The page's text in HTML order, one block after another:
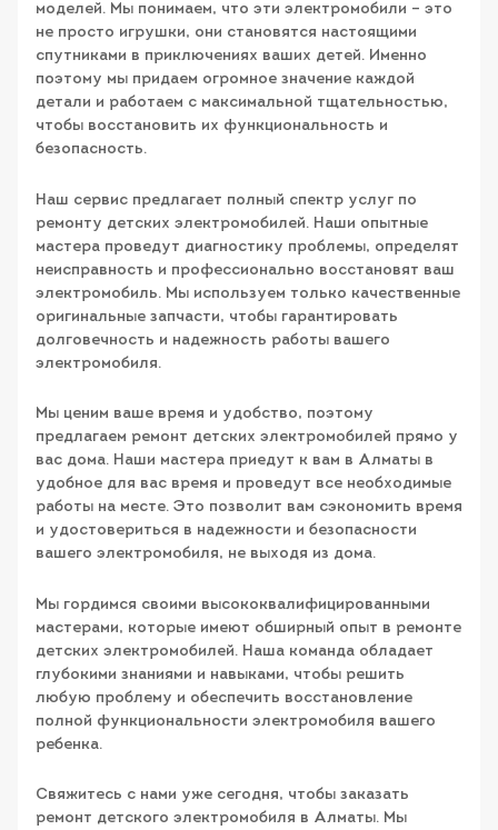
моделей. Мы понимаем, что эти электромобили – это
не просто игрушки, они становятся настоящими
спутниками в приключениях ваших детей. Именно
поэтому мы придаем огромное значение каждой
детали и работаем с максимальной тщательностью,
чтобы восстановить их функциональность и
безопасность.
Наш сервис предлагает полный спектр услуг по
ремонту детских электромобилей. Наши опытные
мастера проведут диагностику проблемы, определят
неисправность и профессионально восстановят ваш
электромобиль. Мы используем только качественные
оригинальные запчасти, чтобы гарантировать
долговечность и надежность работы вашего
электромобиля.
Мы ценим ваше время и удобство, поэтому
предлагаем ремонт детских электромобилей прямо у
вас дома. Наши мастера приедут к вам в Алматы в
удобное для вас время и проведут все необходимые
работы на месте. Это позволит вам сэкономить время
и удостовериться в надежности и безопасности
вашего электромобиля, не выходя из дома.
Мы гордимся своими высококвалифицированными
мастерами, которые имеют обширный опыт в ремонте
детских электромобилей. Наша команда обладает
глубокими знаниями и навыками, чтобы решить
любую проблему и обеспечить восстановление
полной функциональности электромобиля вашего
ребенка.
Свяжитесь с нами уже сегодня, чтобы заказать
ремонт детского электромобиля в Алматы. Мы